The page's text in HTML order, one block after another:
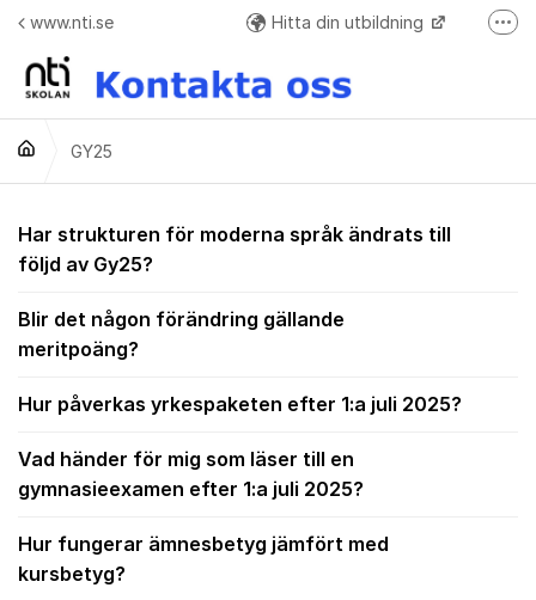
Hoppa till innehåll
www.nti.se Hitta din utbildning
Frågor o svar + Meddelande formulär när ej elev
GY25
GY25
Har strukturen för moderna språk ändrats till
följd av Gy25?
Blir det någon förändring gällande
meritpoäng?
Hur påverkas yrkespaketen efter 1:a juli 2025?
Vad händer för mig som läser till en
gymnasieexamen efter 1:a juli 2025?
Hur fungerar ämnesbetyg jämfört med
kursbetyg?